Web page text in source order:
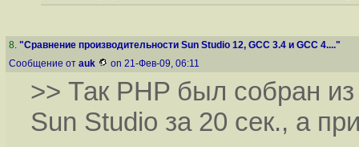
8. "Сравнение производительности Sun Studio 12, GCC 3.4 и GCC 4...."
Сообщение от auk on 21-Фев-09, 06:11
>> Так PHP был собран
Sun Studio за 20 сек., а